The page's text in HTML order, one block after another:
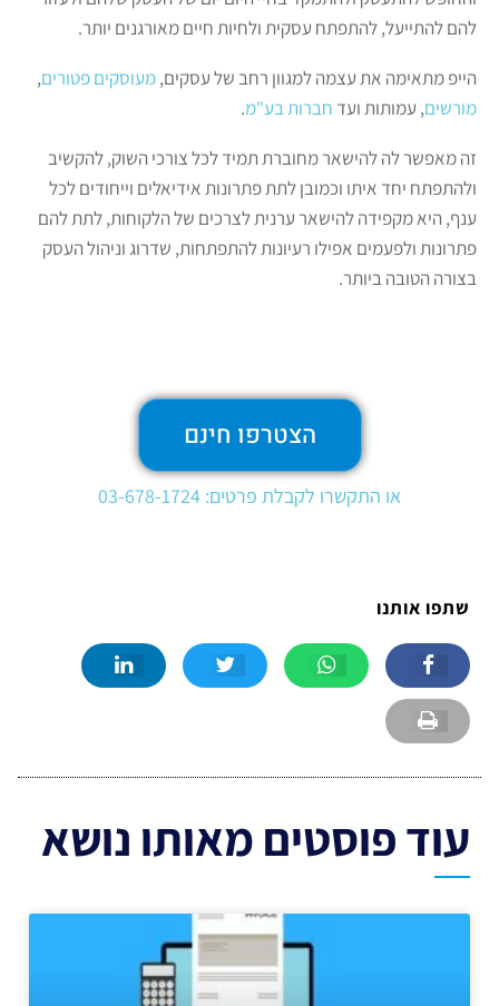
להם להתייעל, להתפתח עסקית ולחיות חיים מאורגנים יותר.
הייפ מתאימה את עצמה למגוון רחב של עסקים,מעוסקים פטורים,
מורשים, עמותות ועד חברות בע"מ.
זה מאפשר לה להישאר מחוברת תמיד לכל צורכי השוק, להקשיב
ולהתפתח יחד איתו וכמובן לתת פתרונות אידיאלים וייחודים לכל
ענף, היא מקפידה להישאר ערנית לצרכים של הלקוחות, לתת להם
פתרונות ולפעמים אפילו רעיונות להתפתחות, שדרוג וניהול העסק
בצורה הטובה ביותר.
הצטרפו חינם
או התקשרו לקבלת פרטים: 03-678-1724
שתפו אותנו
עוד פוסטים מאותו נושא